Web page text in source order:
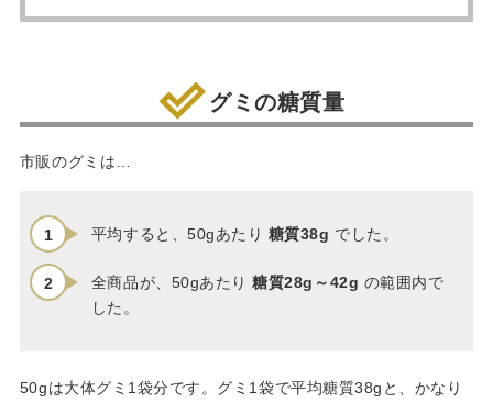
グミの糖質量
市販のグミは…
平均すると、50gあたり 糖質38g でした。
全商品が、50gあたり糖質28g～42g の範囲内で
した。
50gは大体グミ1袋分です。グミ1袋で平均糖質38gと、かなり